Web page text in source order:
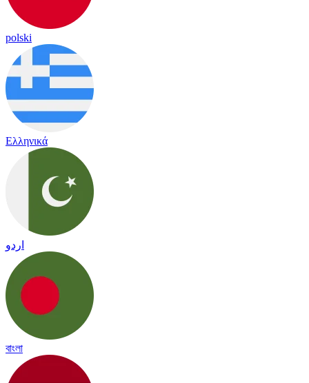
polski
Ελληνικά
اردو
বাংলা